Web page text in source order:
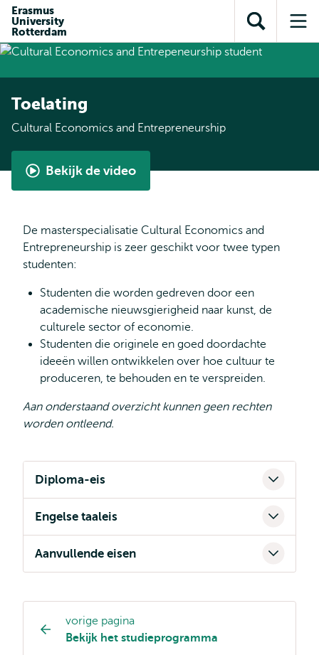
inhoud
gaan
gaan
Direct naar
subnavigatie
Erasmus
University
Rotterdam
Toon
zoekveld
Toelating
Cultural Economics and Entrepreneurship
Bekijk de video
Cultural
and
Entrepreneurship
De masterspecialisatie Cultural Economics and
Entrepreneurship is zeer geschikt voor twee typen
studenten:
Studenten die worden gedreven door een
academische nieuwsgierigheid naar kunst, de
culturele sector of economie.
Studenten die originele en goed doordachte
ideeën willen ontwikkelen over hoe cultuur te
produceren, te behouden en te verspreiden.
Aan onderstaand overzicht kunnen geen rechten
worden ontleend.
Diploma-eis
Engelse taaleis
Aanvullende eisen
Opleiding
pagina
vorige pagina
Bekijk het studieprogramma